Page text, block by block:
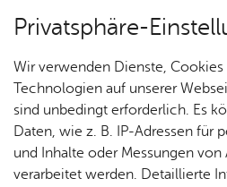
Über­sicht Bür­ger &
Nach­rich­ten, Vi­de­os & Bil­der
Alle
Privatsphäre-
Wir verwenden Dienste, Cookies
Technologien auf unserer
sind unbedingt erforderlich. Es
Daten, wie z. B. IP-Adressen für
und Inhalte oder Messungen
verarbeitet werden. Detaillierte